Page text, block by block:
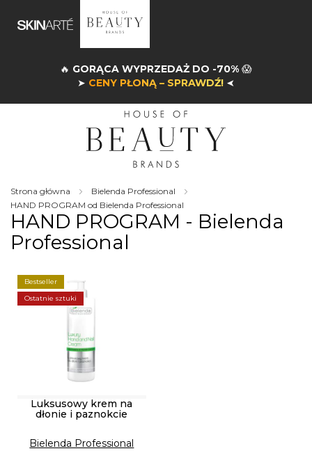
🔥 GORĄCA WYPRZEDAŻ DO -70% 😱
➤ CENY PŁONĄ – SPRAWDŹ! ➤
Strona główna
Bielenda Professional
HAND PROGRAM od Bielenda Professional
HAND PROGRAM - Bielenda
Professional
Bestseller
Ostatnie sztuki
Luksusowy krem na
dłonie i paznokcie
Bielenda Professional